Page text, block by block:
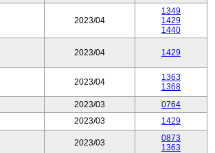
2023/04
1349
1429
1440
2023/04 1429
2023/04
1363
1368
2023/03
0764
2023/03 1429
2023/03
0873
1363